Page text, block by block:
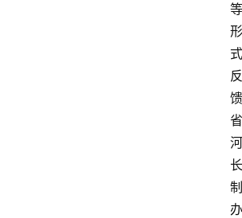
等
形
式
反
馈
省
河
长
制
办